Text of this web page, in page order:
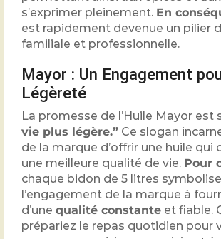
s’exprimer pleinement. En
est rapidement devenue un pilier
familiale et professionnelle.
Mayor : Un Engagement
Légèreté
La promesse de l’Huile Mayor est
vie plus légère.” Ce slogan
de la marque d’offrir une huile qui
une meilleure qualité de vie. Pour
chaque bidon de 5 litres symbolise
l’engagement de la marque à
d’une qualité constante et fiable.
prépariez le repas quotidien pour